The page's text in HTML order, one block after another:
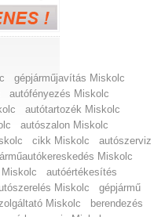
gépjárműjavítás Miskolc
autófényezés Miskolc
autótartozék Miskolc
autószalon Miskolc
cikk Miskolc
autószerviz
Miskolc
autóértékesítés
Miskolc
gépjármű
Miskolc
berendezés